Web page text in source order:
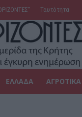
Ταυτότητα
ΕΛΛΑΔΑ ΑΓΡΟΤΙΚΑ